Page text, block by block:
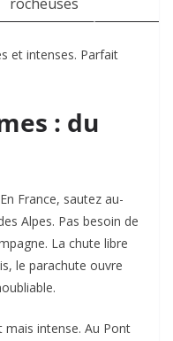
et intenses. Parfait
: du
France, sautez au-
Alpes. Pas besoin de
La chute libre
le parachute ouvre
mais intense. Au Pont